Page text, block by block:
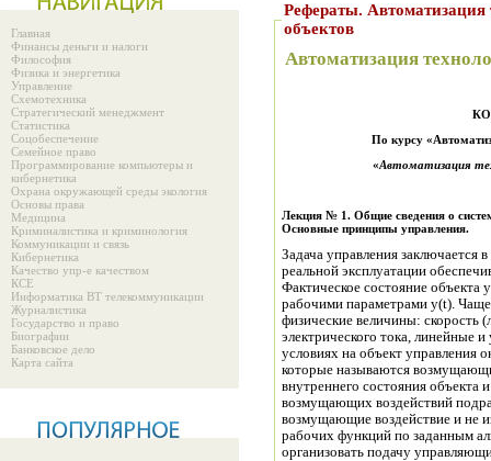
Главная
Финансы деньги и налоги
Философия
Физика и энергетика
Управление
Схемотехника
Стратегический менеджмент
Статистика
Соцобеспечение
Семейное право
Программирование компьютеры и
кибернетика
Охрана окружающей среды экология
Основы права
Медицина
Криминалистика и криминология
Коммуникации и связь
Кибернетика
Качество упр-е качеством
КСЕ
Информатика ВТ телекоммуникации
Журналистика
Государство и право
Биографии
Банковское дело
Карта сайта
Рефераты. Автоматизация
объектов
Автоматизация
По курсу
«Автоматизация
Лекция № 1. Общие сведения о
Основные принципы управления.
Задача управления заключается
реальной эксплуатации
Фактическое состояние объекта
рабочими параметрами y(t).
физические величины: скорость
электрического тока, линейные
условиях на объект управления
которые называются
внутреннего состояния объекта
возмущающих воздействий
возмущающие воздействие и не
рабочих функций по заданным
организовать подачу